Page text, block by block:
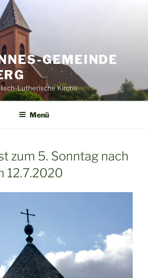
GEMEINDE
Lutherische Kirche
Menü
zum 5. Sonntag nach
12.7.2020